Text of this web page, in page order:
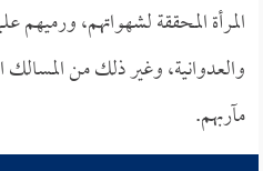
المرأة المحققة لشهواتهم، ورميهم
والعدوانية، وغير ذلك من المسالك
مآربهم.